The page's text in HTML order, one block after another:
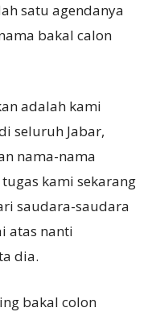
satu agendanya
bakal calon
adalah kami
seluruh Jabar,
nama-nama
kami sekarang
saudara-saudara
atas nanti
dia.
bakal colon